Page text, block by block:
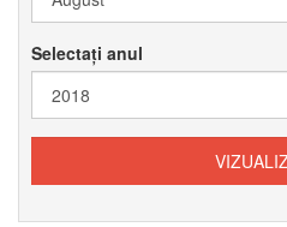
Selectați anul